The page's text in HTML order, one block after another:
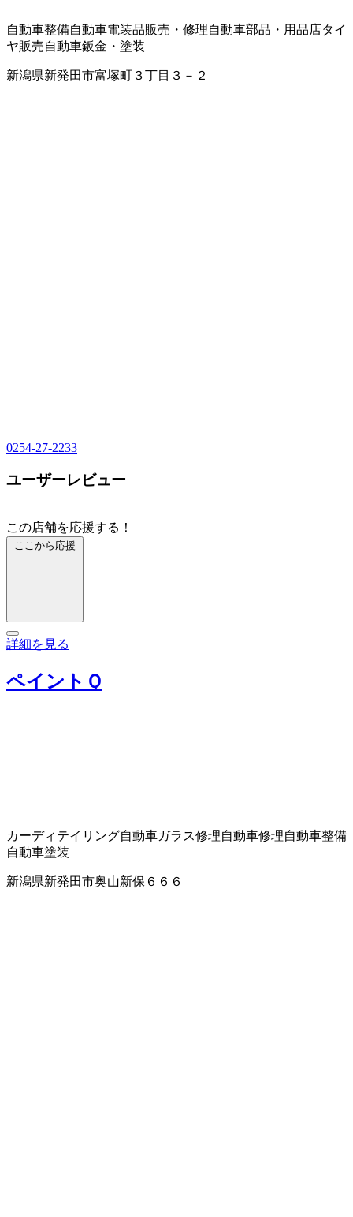
自動車整備自動車電装品販売・修理自動車部品・用品店タイ
ヤ販売自動車鈑金・塗装
新潟県新発田市富塚町３丁目３－２
0254-27-2233
ユーザーレビュー
この店舗を応援する！
ここから応援
詳細を見る
ペイントＱ
カーディテイリング自動車ガラス修理自動車修理自動車整備
自動車塗装
新潟県新発田市奥山新保６６６